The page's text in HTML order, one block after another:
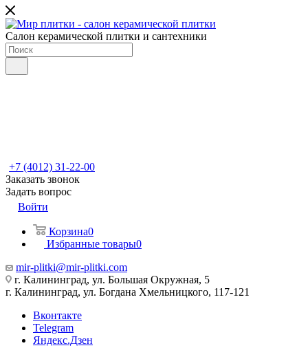
Салон керамической плитки и сантехники
+7 (4012) 31-22-00
Заказать звонок
Задать вопрос
Войти
Корзина0
Избранные товары0
mir-plitki@mir-plitki.com
г. Калининград, ул. Большая Окружная, 5
г. Калининград, ул. Богдана Хмельницкого, 117-121
Вконтакте
Telegram
Яндекс.Дзен